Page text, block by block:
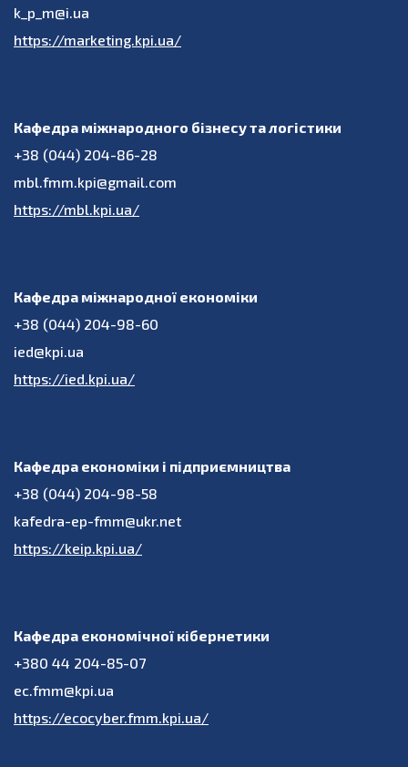
k_p_m@i.ua
https://marketing.kpi.ua/
Кафедра міжнародного бізнесу та логістики
+38 (044) 204-86-28
mbl.fmm.kpi@gmail.com
https://mbl.kpi.ua/
Кафедра міжнародної економіки
+38 (044) 204-98-60
ied@kpi.ua
https://ied.kpi.ua/
Кафедра економіки і підприємництва
+38 (044) 204-98-58
kafedra-ep-fmm@ukr.net
https://keip.kpi.ua/
Кафедра економічної кібернетики
+380 44 204-85-07
ec.fmm@kpi.ua
https://ecocyber.fmm.kpi.ua/